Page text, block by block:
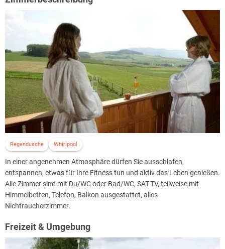
Im ALL INKLUSIV-Paket enthalten:
Mittagsbuffet mit frischen Salaten, Tagessuppe & kleinen leckeren
Abendessen mit Hauptgang-Auswahl vom Buffet
von 15.00 bis 17.00 Uhr hausgemachte Kuchen & Torten
von 10.00-21.30 Uhr alkoholfreie Getränke im Restaurant und
Barbereich (Fruchtsäfte, Schorlen, Tee, Kaffee uvm.)
von 12.00 – 14.00 Uhr & 18.00 bis 21.30 Uhr regionale Biere, Weiß- &
Rotwein
Regendusche Whirlpool
In einer angenehmen Atmosphäre dürfen Sie ausschlafen,
entspannen, etwas für Ihre Fitness tun und aktiv das Leben genießen.
Alle Zimmer sind mit Du/WC oder Bad/WC, SAT-TV, teilweise mit
Himmelbetten, Telefon, Balkon ausgestattet, alles
Nichtraucherzimmer.
Freizeit & Umgebung